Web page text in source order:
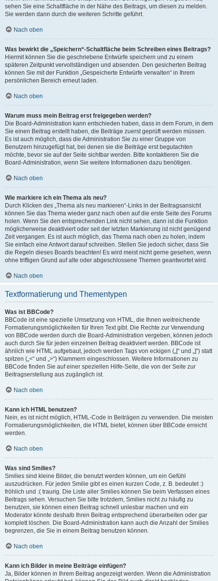
sehen Sie eine Schaltfläche in der Nähe des Beitrags, um diesen zu melden.
Sie werden dann durch die weiteren Schritte geführt.
Nach oben
Was bewirkt die „Speichern“-Schaltfläche beim Schreiben eines Beitrags?
Hiermit können Sie die geschriebene Entwürfe speichern und zu einem
späteren Zeitpunkt vervollständigen und absenden. Den gesicherten Beitrag
können Sie mit der Funktion „Gespeicherte Entwürfe verwalten“ in Ihrem
persönlichen Bereich erneut laden.
Nach oben
Warum muss mein Beitrag erst freigegeben werden?
Die Board-Administration kann entschieden haben, dass in dem Forum, in dem
Sie einen Beitrag erstellt haben, die Beiträge zuerst geprüft werden müssen.
Es ist auch möglich, dass die Administration Sie zu einer Gruppe von
Benutzern hinzugefügt hat, bei denen sie die Beiträge erst begutachten
möchte, bevor sie auf der Seite sichtbar werden. Bitte kontaktieren Sie die
Board-Administration, wenn Sie weitere Informationen dazu benötigen.
Nach oben
Wie markiere ich ein Thema als neu?
Durch Klicken des „Thema als neu markieren“-Links in der Beitragsansicht
können Sie das Thema wieder ganz nach oben auf die erste Seite des Forums
holen. Wenn Sie den entsprechenden Link nicht sehen, dann ist die Funktion
möglicherweise deaktiviert oder seit der letzten Markierung ist nicht genügend
Zeit vergangen. Es ist auch möglich, das Thema nach oben zu holen, indem
Sie einfach eine Antwort darauf schreiben. Stellen Sie jedoch sicher, dass Sie
die Regeln dieses Boards beachten! Es wird meist nicht gerne gesehen, wenn
ohne triftigen Grund auf alte oder abgeschlossene Themen geantwortet wird.
Nach oben
Textformatierung und Thementypen
Was ist BBCode?
BBCode ist eine spezielle Umsetzung von HTML, die Ihnen weitreichende
Formatierungsmöglichkeiten für Ihren Text gibt. Die Rechte zur Verwendung
von BBCode werden durch die Board-Administration vergeben, können jedoch
auch durch Sie für jeden einzelnen Beitrag deaktiviert werden. BBCode ist
ähnlich wie HTML aufgebaut, jedoch werden Tags von eckigen („[“ und „]“) statt
spitzen („<“ und „>“) Klammern eingeschlossen. Weitere Informationen zu
BBCode finden Sie auf einer speziellen Hilfe-Seite, die von der Seite zur
Beitragserstellung aus zugänglich ist.
Nach oben
Kann ich HTML benutzen?
Nein, es ist nicht möglich, HTML-Code in Beiträgen zu verwenden. Die meisten
Formatierungsmöglichkeiten, die HTML bietet, können über BBCode erreicht
werden.
Nach oben
Was sind Smilies?
Smilies sind kleine Bilder, die benutzt werden können, um ein Gefühl
auszudrücken. Für jeden Smilie gibt es einen kurzen Code, z. B. bedeutet :)
fröhlich und :( traurig. Die Liste aller Smilies können Sie beim Verfassen eines
Beitrags sehen. Versuchen Sie bitte trotzdem, Smilies nicht zu häufig zu
benutzen, sie können einen Beitrag schnell unlesbar machen und ein
Moderator könnte deshalb Ihren Beitrag entsprechend überarbeiten oder gar
komplett löschen. Die Board-Administration kann auch die Anzahl der Smilies
begrenzen, die Sie in einem Beitrag benutzen können.
Nach oben
Kann ich Bilder in meine Beiträge einfügen?
Ja, Bilder können in Ihrem Beitrag angezeigt werden. Wenn die Administration